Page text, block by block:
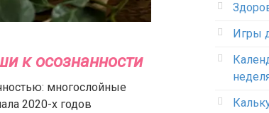
к осознанности
многослойные
2020-х годов
Игры